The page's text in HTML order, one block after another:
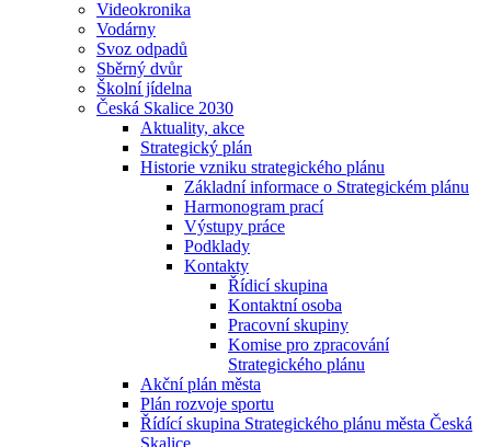
Videokronika
Vodárny
Svoz odpadů
Sběrný dvůr
Školní jídelna
Česká Skalice 2030
Aktuality, akce
Strategický plán
Historie vzniku strategického plánu
Základní informace o Strategickém plánu
Harmonogram prací
Výstupy práce
Podklady
Kontakty
Řídicí skupina
Kontaktní osoba
Pracovní skupiny
Komise pro zpracování
Strategického plánu
Akční plán města
Plán rozvoje sportu
Řídící skupina Strategického plánu města Česká
Skalice